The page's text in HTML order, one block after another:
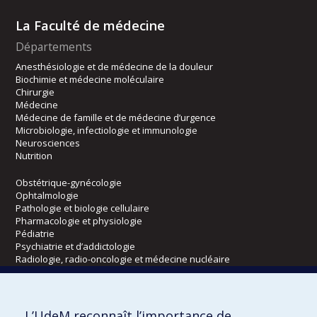
La Faculté de médecine
Départements
Anesthésiologie et de médecine de la douleur
Biochimie et médecine moléculaire
Chirurgie
Médecine
Médecine de famille et de médecine d’urgence
Microbiologie, infectiologie et immunologie
Neurosciences
Nutrition
Obstétrique-gynécologie
Ophtalmologie
Pathologie et biologie cellulaire
Pharmacologie et physiologie
Pédiatrie
Psychiatrie et d’addictologie
Radiologie, radio-oncologie et médecine nucléaire